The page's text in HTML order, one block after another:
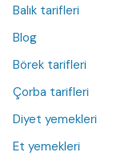
Balık tarifleri
Blog
Börek tarifleri
Çorba tarifleri
Diyet yemekleri
Et yemekleri